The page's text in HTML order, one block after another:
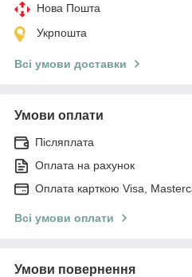
Нова Пошта
Укрпошта
Всі умови доставки
Умови оплати
Післяплата
Оплата на рахунок
Оплата карткою Visa,
Всі умови оплати
Умови повернення